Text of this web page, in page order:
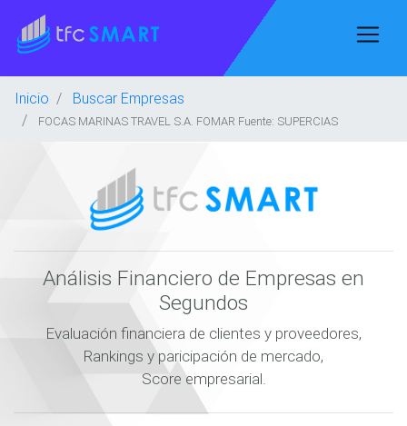
Inicio Buscar Empresas
FOCAS MARINAS TRAVEL S.A. FOMAR Fuente: SUPERCIAS
Análisis Financiero de Empresas en
Segundos
Evaluación financiera de clientes y proveedores,
Rankings y paricipación de mercado,
Score empresarial.